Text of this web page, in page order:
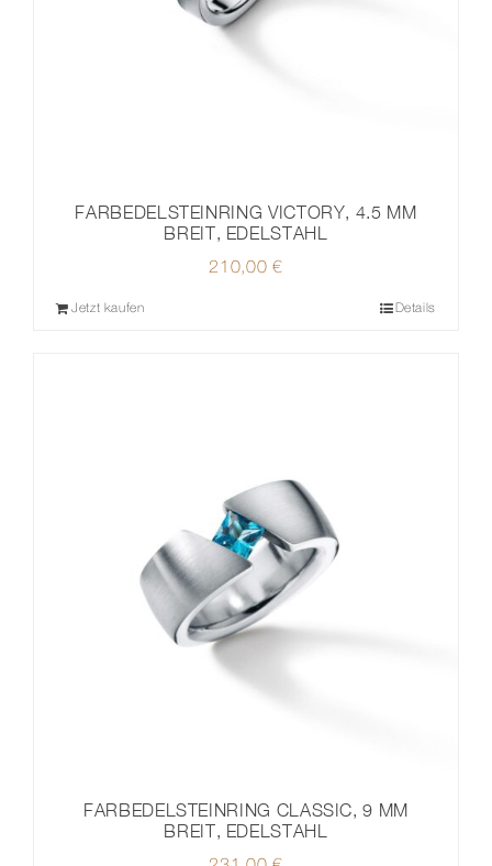
FARBEDELSTEINRING VICTORY, 4.5 MM
BREIT, EDELSTAHL
210,00 €
Jetzt kaufen Details
FARBEDELSTEINRING CLASSIC, 9 MM
BREIT, EDELSTAHL